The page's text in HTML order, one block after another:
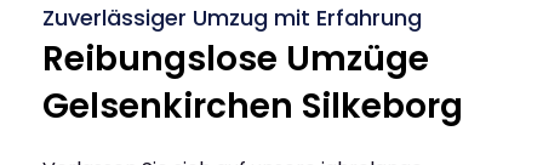
Zuverlässiger Umzug mit Erfahrung
Reibungslose Umzüge
Gelsenkirchen Silkeborg